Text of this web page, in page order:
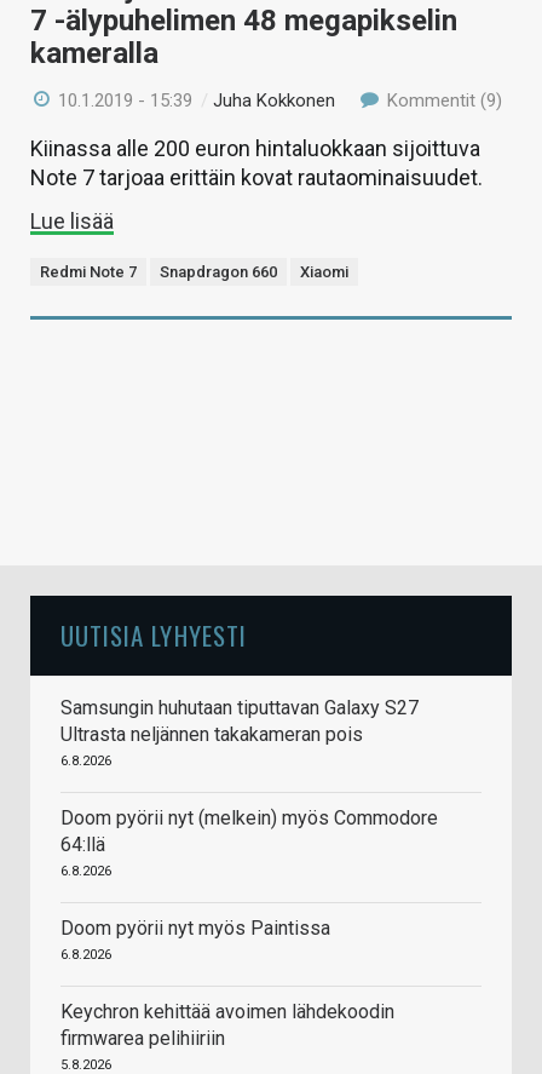
7 -älypuhelimen 48 megapikselin
kameralla
10.1.2019 - 15:39 /Juha Kokkonen Kommentit (9)
Kiinassa alle 200 euron hintaluokkaan sijoittuva
Note 7 tarjoaa erittäin kovat rautaominaisuudet.
Lue lisää
Redmi Note 7 Snapdragon 660 Xiaomi
UUTISIA LYHYESTI
Samsungin huhutaan tiputtavan Galaxy S27
Ultrasta neljännen takakameran pois
6.8.2026
Doom pyörii nyt (melkein) myös Commodore
64:llä
6.8.2026
Doom pyörii nyt myös Paintissa
6.8.2026
Keychron kehittää avoimen lähdekoodin
firmwarea pelihiiriin
5.8.2026